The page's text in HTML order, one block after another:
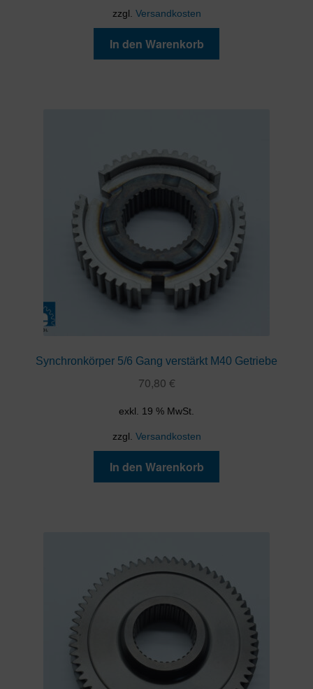
zzgl. Versandkosten
In den Warenkorb
Synchronkörper 5/6 Gang verstärkt M40 Getriebe
70,80 €
exkl. 19 % MwSt.
zzgl. Versandkosten
In den Warenkorb